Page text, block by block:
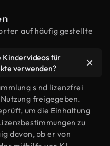
auf häufig gestellte
Kindervideos für
verwenden?
sind lizenzfrei
freigegeben.
um die Einhaltung
zu
davon, ob er von